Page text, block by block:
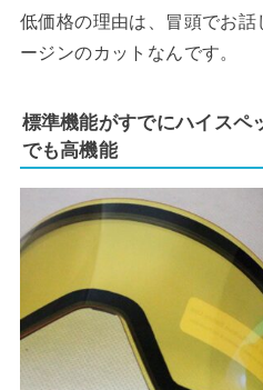
低価格の理由は、冒頭でお
ージンのカットなんです。
標準機能がすでにハイスペ
でも高機能